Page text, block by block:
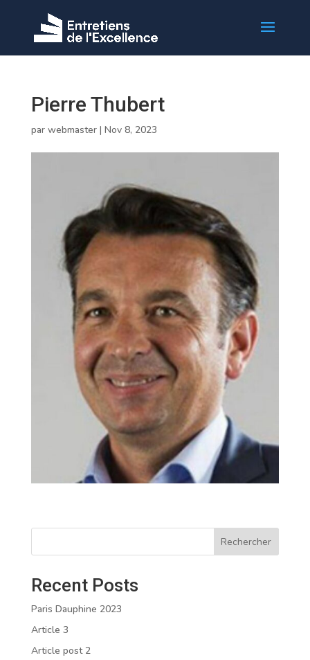
Pierre Thubert
par webmaster| Nov 8, 2023
Rechercher
Recent Posts
Paris Dauphine 2023
Article 3
Article post 2